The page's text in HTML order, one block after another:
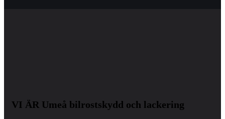
VI ÄR Umeå bilrostskydd och lackering